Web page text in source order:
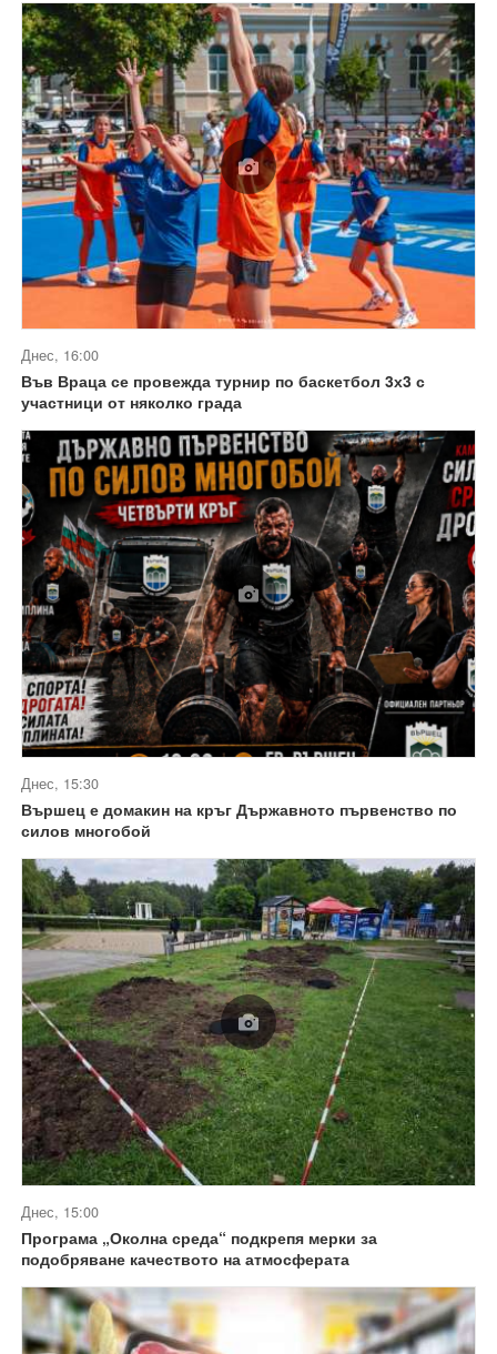
Днес, 16:00
Във Враца се провежда турнир по баскетбол 3х3 с
участници от няколко града
Днес, 15:30
Вършец е домакин на кръг Държавното първенство по
силов многобой
Днес, 15:00
Програма „Околна среда“ подкрепя мерки за
подобряване качеството на атмосферата